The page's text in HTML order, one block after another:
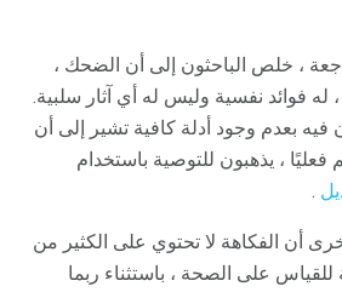
، خلص الباحثون إلى أن الضحك ،
له فوائد نفسية وليس له أي آثار سلبية.
بعدم وجود أدلة كافية تشير إلى أن
، يذهبون للتوصية باستخدام
.
أن الفكاهة لا تحتوي على الكثير من
للقياس على الصحة ، باستثناء ربما